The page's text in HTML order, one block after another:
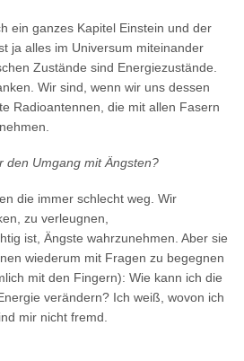
ein ganzes Kapitel Einstein und der
ja alles im Universum miteinander
Zustände sind Energiezustände.
Wir sind, wenn wir uns dessen
Radioantennen, die mit allen Fasern
den Umgang mit Ängsten?
die immer schlecht weg. Wir
zu verleugnen,
ist, Ängste wahrzunehmen. Aber sie
wiederum mit Fragen zu begegnen
mit den Fingern): Wie kann ich die
verändern? Ich weiß, wovon ich
mir nicht fremd.